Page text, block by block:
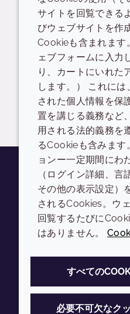
プレゼンテーション
Heliogenol™ Product
英語: 1.1 MB READ
ログイン/登録
Youtube
会社
Sustainability Report
Croda.com
サイトを回覧できる
びウェブサイトを作
Cookieも含まれます
ェブフォームに入力
り、カートにいれた
します。） これに
された個人情報を保
置を講じる義務など
用される法的義務を
るCookieも含みます
ョンー一定期間にわ
（ログイン詳細、言
その他の表示設定）
されるCookies。ウ
回覧するたびに
はありません。
すべての
必要不可欠なク